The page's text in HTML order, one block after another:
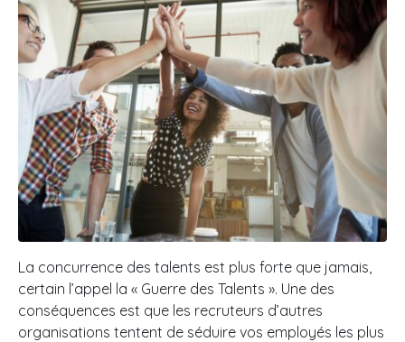
La concurrence des talents est plus forte que jamais,
certain l’appel la « Guerre des Talents ». Une des
conséquences est que les recruteurs d’autres
organisations tentent de séduire vos employés les plus